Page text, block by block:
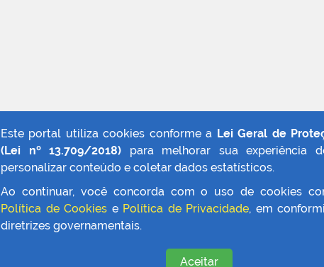
Este portal utiliza cookies conforme a Lei Geral de
(Lei nº 13.709/2018) para melhorar sua experiência
personalizar conteúdo e coletar dados estatísticos.
Ao continuar, você concorda com o uso de cookies
Política de Cookies e Política de Privacidade, em
diretrizes governamentais.
Aceitar